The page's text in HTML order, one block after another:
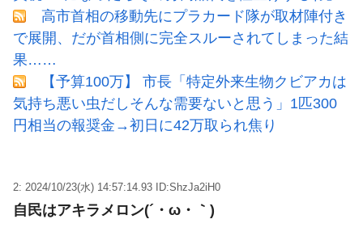
高市首相の移動先にプラカード隊が取材陣付き
で展開、だが首相側に完全スルーされてしまった結
果……
【予算100万】 市長「特定外来生物クビアカは
気持ち悪い虫だしそんな需要ないと思う」1匹300
円相当の報奨金→初日に42万取られ焦り
2: 2024/10/23(水) 14:57:14.93 ID:ShzJa2iH0
自民はアキラメロン(´・ω・｀)